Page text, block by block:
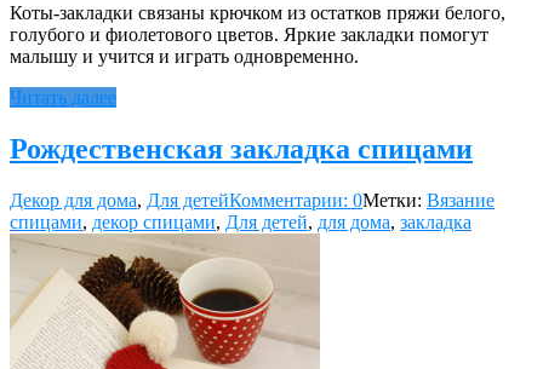
Коты-закладки связаны крючком из остатков пряжи белого,
голубого и фиолетового цветов. Яркие закладки помогут
малышу и учится и играть одновременно.
Читать далее
Рождественская закладка спицами
Декор для дома, Для детейКомментарии: 0Метки: Вязание
спицами, декор спицами, Для детей, для дома, закладка